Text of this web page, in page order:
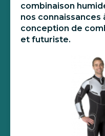
combinaison
nos connaissances
conception de
et futuriste.